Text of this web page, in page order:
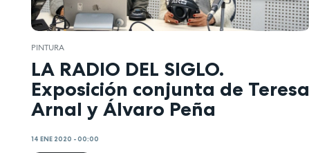
PINTURA
LA RADIO DEL SIGLO.
Exposición conjunta de Teresa
Arnal y Álvaro Peña
14 ENE 2020 - 00:00